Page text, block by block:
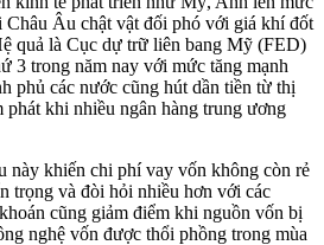
Châu Âu chật vật đối phó với giá khí đốt
quả là Cục dự trữ liên bang Mỹ (FED)
3 trong năm nay với mức tăng mạnh
phủ các nước cũng hút dần tiền từ thị
phát khi nhiều ngân hàng trung ương
này khiến chi phí vay vốn không còn rẻ
trọng và đòi hỏi nhiều hơn với các
cũng giảm điểm khi nguồn vốn bị
nghệ vốn được thổi phồng trong mùa